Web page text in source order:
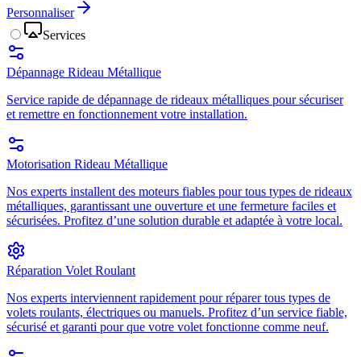
Personnaliser
Services
Dépannage Rideau Métallique
Service rapide de dépannage de rideaux métalliques pour sécuriser
et remettre en fonctionnement votre installation.
Motorisation Rideau Métallique
Nos experts installent des moteurs fiables pour tous types de rideaux
métalliques, garantissant une ouverture et une fermeture faciles et
sécurisées. Profitez d’une solution durable et adaptée à votre local.
Réparation Volet Roulant
Nos experts interviennent rapidement pour réparer tous types de
volets roulants, électriques ou manuels. Profitez d’un service fiable,
sécurisé et garanti pour que votre volet fonctionne comme neuf.